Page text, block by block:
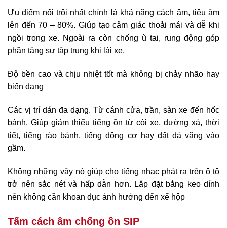
Ưu điểm nổi trội nhất chính là khả năng cách âm, tiêu âm
lên đến 70 – 80%. Giúp tạo cảm giác thoải mái và dễ khi
ngồi trong xe. Ngoài ra còn chống ù tai, rung động góp
phần tăng sự tập trung khi lái xe.
Độ bền cao và chịu nhiệt tốt mà không bị chảy nhão hay
biến dạng
Các vị trí dán đa dạng. Từ cánh cửa, trần, sàn xe đến hốc
bánh. Giúp giảm thiểu tiếng ồn từ còi xe, đường xá, thời
tiết, tiếng rào bánh, tiếng động cơ hay đất đá văng vào
gầm.
Không những vậy nó giúp cho tiếng nhạc phát ra trên ô tô
trở nên sắc nét và hấp dẫn hơn. Lắp đặt bằng keo dính
nên không cần khoan đục ảnh hưởng đến xế hộp
Tấm cách âm chống ồn SIP